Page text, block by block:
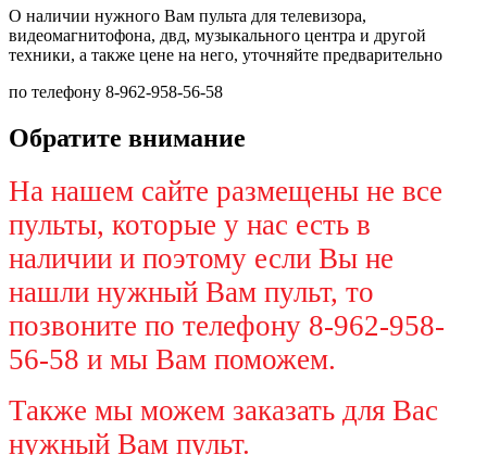
О наличии нужного Вам пульта для телевизора,
видеомагнитофона, двд, музыкального центра и другой
техники, а также цене на него, уточняйте предварительно
по телефону 8-962-958-56-58
Обратите внимание
На нашем сайте размещены не все
пульты, которые у нас есть в
наличии и поэтому если Вы не
нашли нужный Вам пульт, то
позвоните по телефону 8-962-958-
56-58 и мы Вам поможем.
Также мы можем заказать для Вас
нужный Вам пульт.